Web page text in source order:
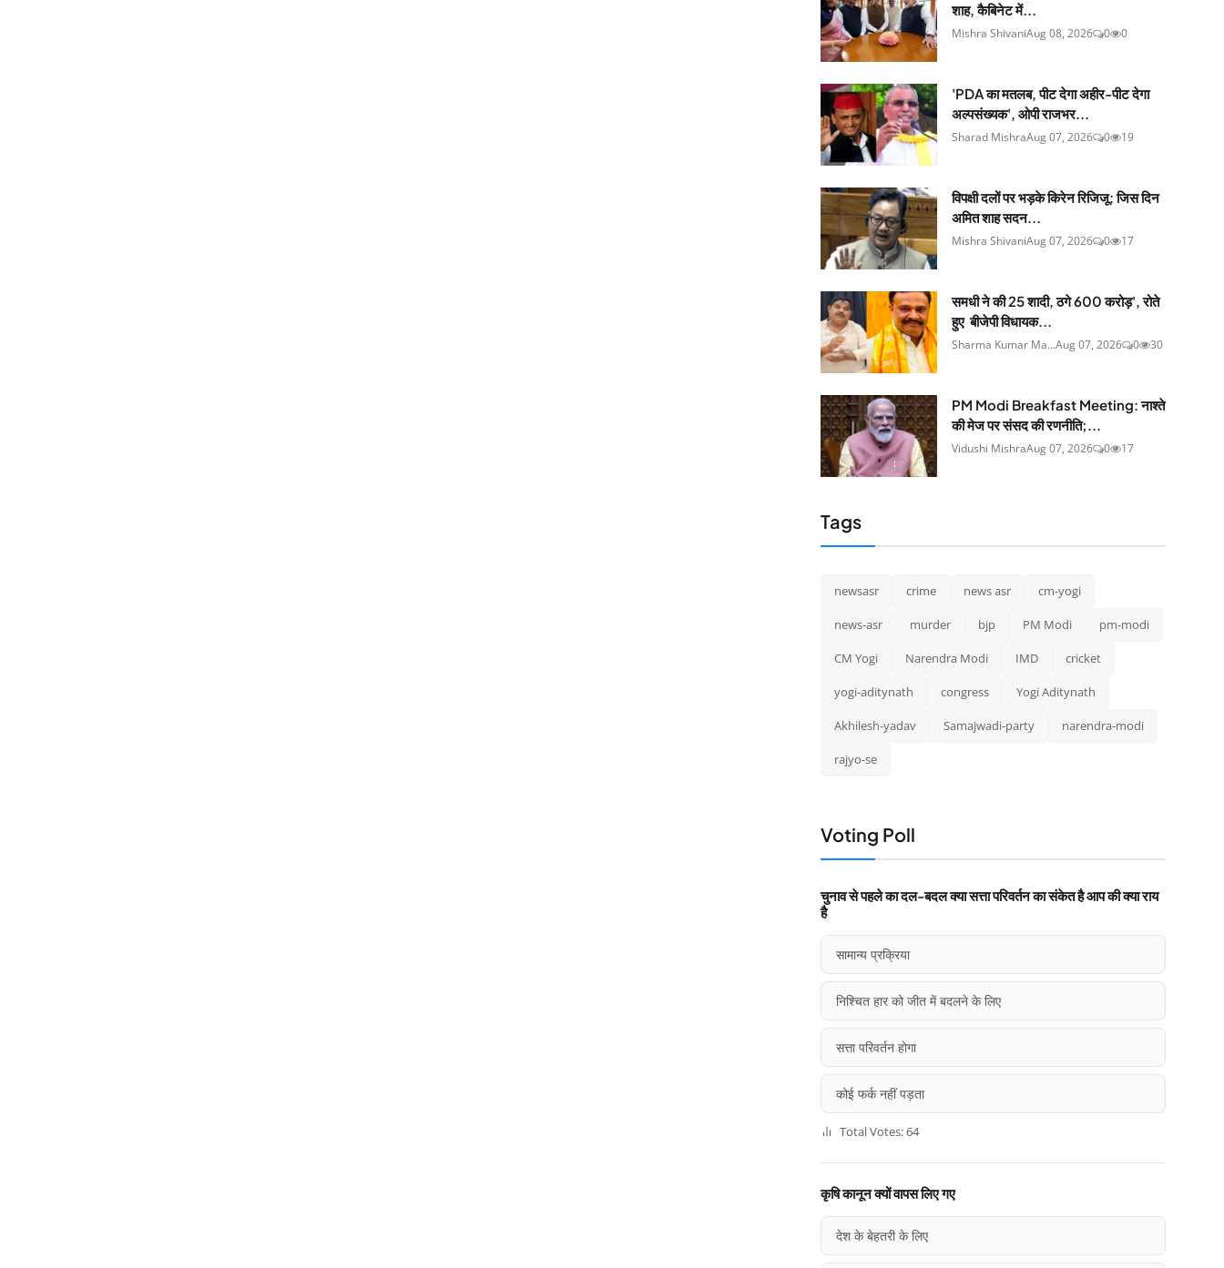
शाह, कैबिनेट में...
Mishra ShivaniAug 08, 2026 0 0
'PDA का मतलब, पीट देगा अहीर-पीट देगा
अल्पसंख्यक', ओपी राजभर...
Sharad MishraAug 07, 2026 0 19
विपक्षी दलों पर भड़के किरेन रिजिजू: जिस दिन
अमित शाह सदन...
Mishra ShivaniAug 07, 2026 0 17
समधी ने की 25 शादी, ठगे 600 करोड़', रोते
हुए बीजेपी विधायक...
Sharma Kumar Ma...Aug 07, 2026 0 30
PM Modi Breakfast Meeting: नाश्ते
की मेज पर संसद की रणनीति;...
Vidushi MishraAug 07, 2026 0 17
Tags
newsasr crime news asr cm-yogi
news-asr murder bjp PM Modi pm-modi
CM Yogi Narendra Modi IMD cricket
yogi-aditynath congress Yogi Aditynath
Akhilesh-yadav Samajwadi-party narendra-modi
rajyo-se
Voting Poll
चुनाव से पहले का दल-बदल क्या सत्ता परिवर्तन का संकेत है आप की क्या राय
है
सामान्य प्रक्रिया
निश्चित हार को जीत में बदलने के लिए
सत्ता परिवर्तन होगा
कोई फर्क नहीं पड़ता
Total Votes: 64
कृषि कानून क्यों वापस लिए गए
देश के बेहतरी के लिए